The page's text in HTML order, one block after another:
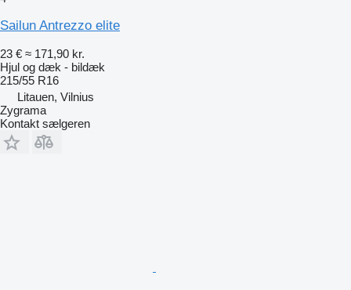
Sailun Antrezzo elite
23 € ≈ 171,90 kr.
Hjul og dæk - bildæk
215/55 R16
Litauen, Vilnius
Zygrama
Kontakt sælgeren